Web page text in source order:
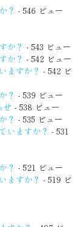
？ - 546 ビュー
か？ - 543 ビュー
か？ - 542 ビュー
ますか？ - 542 ビ
？ - 539 ビュー
せ - 538 ビュー
？ - 535 ビュー
いますか？ - 531
？ - 521 ビュー
ますか？ - 519 ビ